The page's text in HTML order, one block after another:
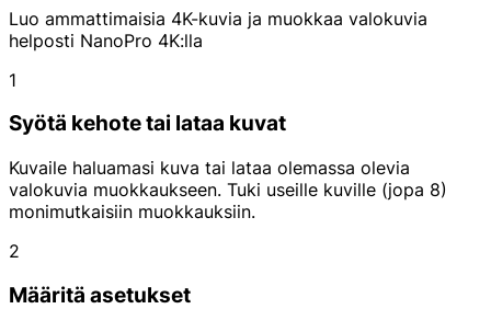
Luo ammattimaisia 4K-kuvia ja muokkaa valokuvia
helposti NanoPro 4K:lla
1
Syötä kehote tai lataa kuvat
Kuvaile haluamasi kuva tai lataa olemassa olevia
valokuvia muokkaukseen. Tuki useille kuville (jopa 8)
monimutkaisiin muokkauksiin.
2
Määritä asetukset